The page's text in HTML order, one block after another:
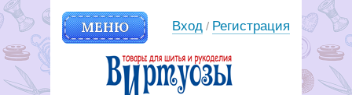
МЕНЮ Вход / Регистрация